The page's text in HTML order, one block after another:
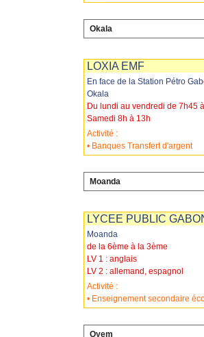
Okala
LOXIA EMF
En face de la Station Pétro
Okala
Du lundi au vendredi de 7h45
Samedi 8h à 13h
Activité :
• Banques Transfert d'argent
Moanda
LYCEE PUBLIC
Moanda
de la 6ème à la 3ème
LV 1 : anglais
LV 2 : allemand, espagnol
Activité :
• Enseignement secondaire
Oyem